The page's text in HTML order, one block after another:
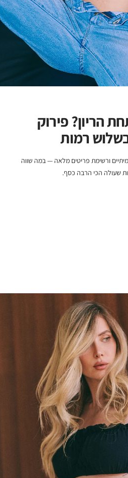
הריון? פירוק
רמות
ורשימת פריטים מלאה — במה שווה
שעולה הכי הרבה כסף.